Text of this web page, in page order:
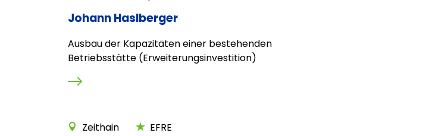
Johann Haslberger
Ausbau der Kapazitäten einer bestehenden
Betriebsstätte (Erweiterungsinvestition)
Zeithain EFRE